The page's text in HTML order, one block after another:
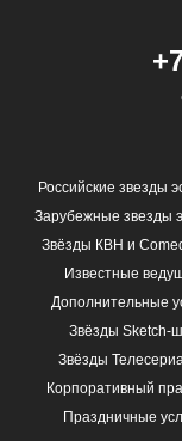
Российские звезды
Зарубежные звезды
Звёзды КВН и
Известные
Дополнительные
Звёзды Sketch-
Звёзды
Корпоративный
Праздничные